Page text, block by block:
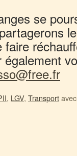
se
également
, LGV, Transport